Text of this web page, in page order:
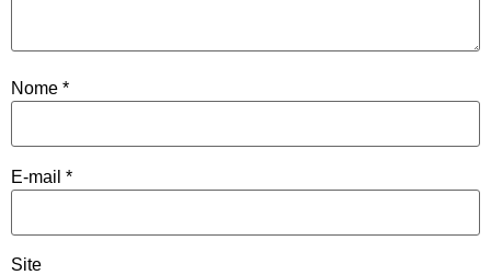
Nome *
E-mail *
Site